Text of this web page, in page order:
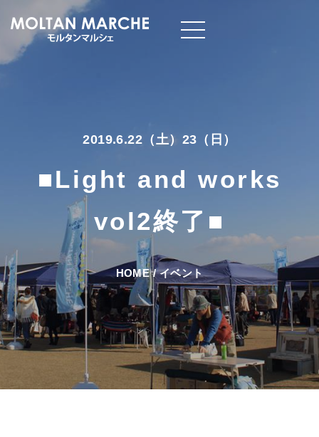
2019.6.22（土）23（日）
■Light and works
vol2終了■
HOME/イベント